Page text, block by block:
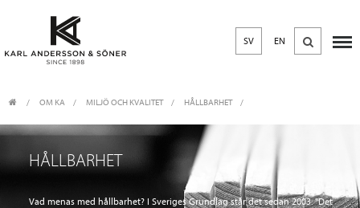
SV EN
OM KA / MILJÖ OCH KVALITET / HÅLLBARHET
HÅLLBARHET
Vad menas med hållbarhet? I Sveriges Grundlag står det sedan 2003: "Det